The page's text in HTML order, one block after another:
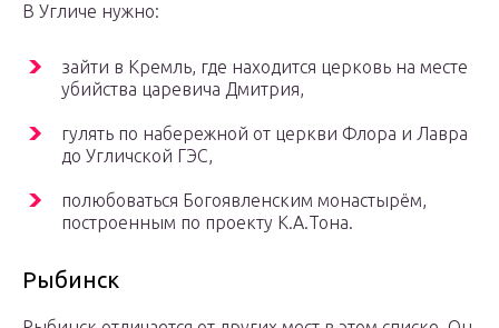
В Угличе нужно:
зайти в Кремль, где находится церковь на месте
убийства царевича Дмитрия,
гулять по набережной от церкви Флора и Лавра
до Угличской ГЭС,
полюбоваться Богоявленским монастырём,
построенным по проекту К.А.Тона.
Рыбинск